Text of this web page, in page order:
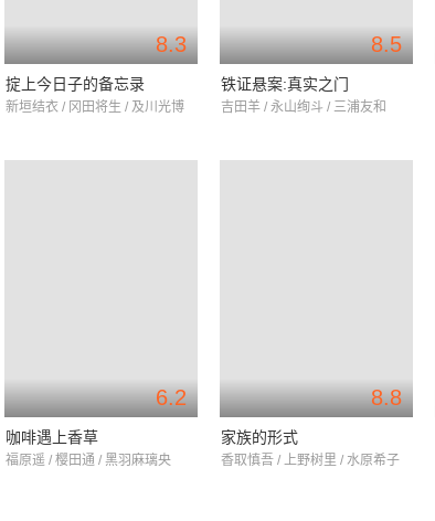
8.3
掟上今日子的备忘录
新垣结衣 / 冈田将生 / 及川光博
8.5
铁证悬案:真实之门
吉田羊 / 永山绚斗 / 三浦友和
6.2
咖啡遇上香草
福原遥 / 樱田通 / 黑羽麻璃央
8.8
家族的形式
香取慎吾 / 上野树里 / 水原希子